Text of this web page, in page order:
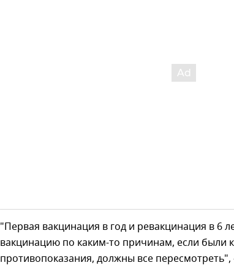
"Первая вакцинация в год и ревакцинация в 6
вакцинацию по каким-то причинам, если были
противопоказания, должны все пересмотреть",